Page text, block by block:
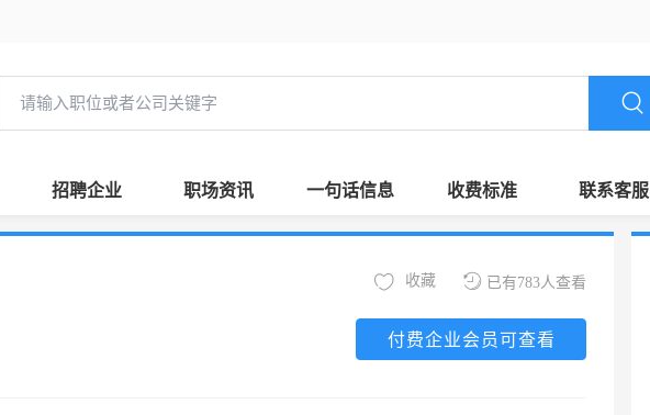
招聘企业 职场资讯 一句话信息 收费标准 联系客服
已有783人查看
收藏
付费企业会员可查看